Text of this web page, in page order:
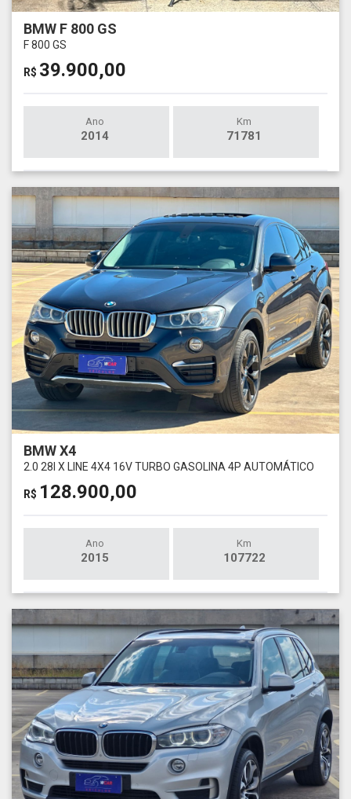
BMW F 800 GS
F 800 GS
R$ 39.900,00
Ano
2014
Km
71781
BMW X4
2.0 28I X LINE 4X4 16V TURBO GASOLINA 4P AUTOMÁTICO
R$ 128.900,00
Ano
2015
Km
107722